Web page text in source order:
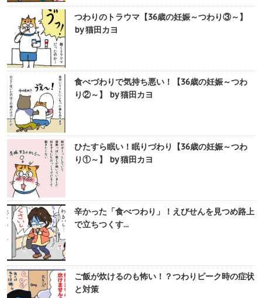
つわりのトラウマ【36歳の妊娠～つわり③～】
by 猫田カヨ
食べづわりで気持ち悪い！【36歳の妊娠～つわ
り②～】 by 猫田カヨ
ひたすら眠い！眠りづわり【36歳の妊娠～つわ
り①～】 by 猫田カヨ
辛かった「食べつわり」！えびせんを見つめ路上
で立ちつくす...
ご飯が炊けるのも怖い！？つわりピーク時の症状
と対策